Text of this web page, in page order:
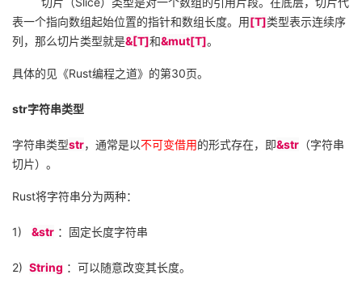
表一个指向数组起始位置的指针和数组长度。用[T]类型表示连续序
列，那么切片类型就是&[T]和&mut[T]。
具体的见《Rust编程之道》的第30页。
str字符串类型
字符串类型str，通常是以不可变借用的形式存在，即&str （字符串
切片）。
Rust将字符串分为两种：
1) &str ：固定长度字符串
2) String ：可以随意改变其长度。